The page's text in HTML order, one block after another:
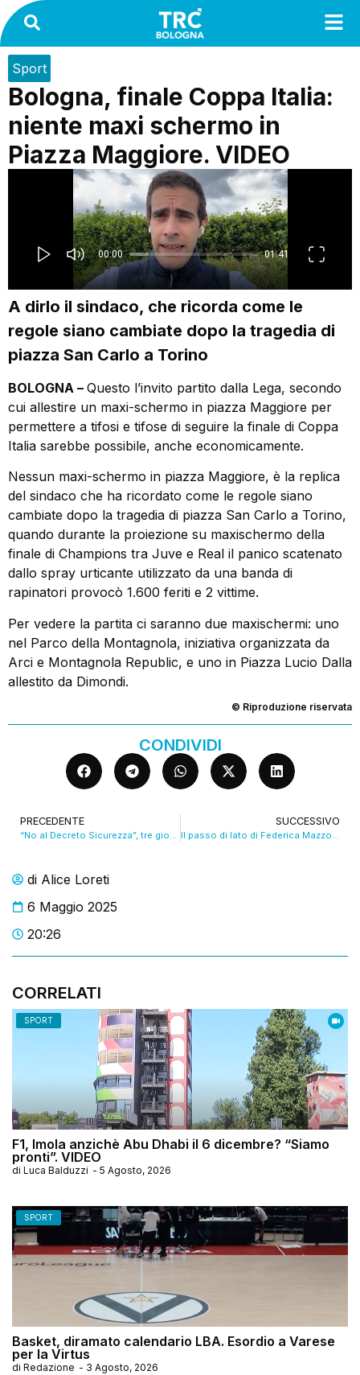
di Alice Loreti
6 Maggio 2025
20:26
CORRELATI
SPORT
F1, Imola anzichè Abu Dhabi il 6 dicembre? “Siamo
pronti”. VIDEO
di Luca Balduzzi - 5 Agosto, 2026
SPORT
Basket, diramato calendario LBA. Esordio a Varese
per la Virtus
di Redazione - 3 Agosto, 2026
Sport
Bologna, finale Coppa Italia:
niente maxi schermo in
Piazza Maggiore. VIDEO
A dirlo il sindaco, che ricorda come le
regole siano cambiate dopo la tragedia di
piazza San Carlo a Torino
BOLOGNA – Questo l’invito partito dalla Lega, secondo
cui allestire un maxi-schermo in piazza Maggiore per
permettere a tifosi e tifose di seguire la finale di Coppa
Italia sarebbe possibile, anche economicamente.
Nessun maxi-schermo in piazza Maggiore, è la replica
del sindaco che ha ricordato come le regole siano
cambiate dopo la tragedia di piazza San Carlo a Torino,
quando durante la proiezione su maxischermo della
finale di Champions tra Juve e Real il panico scatenato
dallo spray urticante utilizzato da una banda di
rapinatori provocò 1.600 feriti e 2 vittime.
Per vedere la partita ci saranno due maxischermi: uno
nel Parco della Montagnola, iniziativa organizzata da
Arci e Montagnola Republic, e uno in Piazza Lucio Dalla
allestito da Dimondi.
© Riproduzione riservata
CONDIVIDI
PRECEDENTE
“No al Decreto Sicurezza”, tre giorni senza udienze per i penalisti. VIDEO
SUCCESSIVO
Il passo di lato di Federica Mazzoni: “Non mi candido per il bis nel Pd di Bologna”. VIDEO